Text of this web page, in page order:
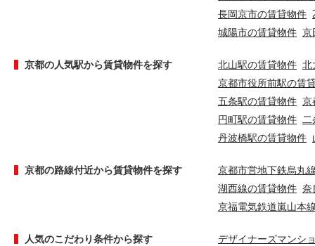
長岡京市の賃貸物件
城陽市の賃貸物件 京
京都の人気駅から賃貸物件を探す 北山駅の賃貸物件 北
京都市役所前駅の賃
五条駅の賃貸物件 京
円町駅の賃貸物件
丹波橋駅の賃貸物件
京都の路線付近から賃貸物件を探す
京都市営地下鉄烏丸
湖西線の賃貸物件 奈
京福電気鉄道嵐山本
人気のこだわり条件から探す
デザイナーズマンシ